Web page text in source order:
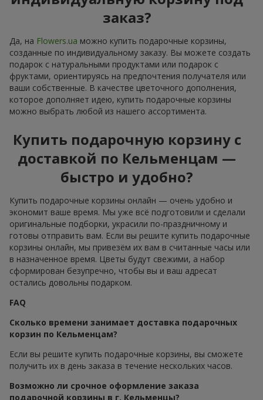
заказ?
Да, на Flowers.ua можно купить подарочные корзины,
созданные по индивидуальному заказу. Вы можете создать
подарок с натуральными продуктами или подарок с
фруктами, ориентируясь на предпочтения получателя или
ваши собственные. В качестве цветочного дополнения,
которое дополняет идею, купить подарочные корзины
можно выбрать любой из нашего ассортимента.
Купить подарочную корзину с
доставкой по Кельменцам —
быстро и удобно?
Купить подарочные корзины онлайн — очень удобно и
экономит ваше время. Мы уже всё подготовили и сделали
оригинальные подборки, украсили по-праздничному и
готовы отправить вам. Если вы решите купить подарочные
корзины онлайн, мы привезём их вам в считанные часы или
в назначенное время. Цветы будут свежими, а набор
сформирован безупречно, чтобы вы и ваш адресат
остались довольны подарком.
FAQ
Сколько времени занимает доставка подарочных
корзин по Кельменцам?
Если вы решите купить подарочные корзины, вы сможете
получить их в день заказа в течение нескольких часов.
Возможно ли срочное оформление заказа
подарочной корзины в г. Кельменцы?